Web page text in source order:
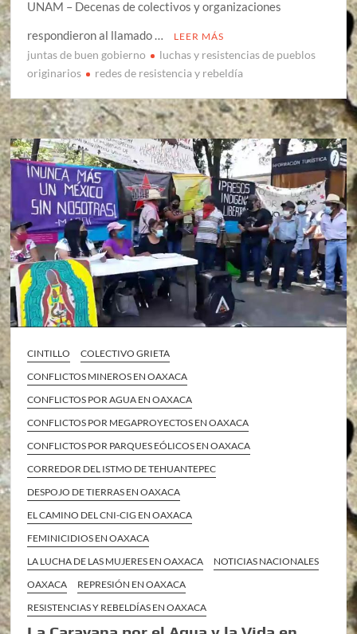
UNAM – Decenas de colectivos y organizaciones
respondieron al llamado …
LEER MÁS
juntas de buen gobierno
luchas y resistencias de pueblos
originarios
redes de resistencia y rebeldía
CINTILLO
COLECTIVO GRIETA
CONFLICTOS MINEROS EN OAXACA
CONFLICTOS POR AGUA EN OAXACA
CONFLICTOS POR MEGAPROYECTOS EN OAXACA
CONFLICTOS POR PARQUES EÓLICOS EN OAXACA
CORREDOR DEL ISTMO DE TEHUANTEPEC
DESPOJO DE TIERRAS EN OAXACA
EL CAMINO DEL CNI-CIG EN OAXACA
FEMINICIDIOS EN OAXACA
LA LUCHA DE LAS MUJERES EN OAXACA
NOTICIAS NACIONALES
OAXACA
REPRESIÓN EN OAXACA
RESISTENCIAS Y REBELDÍAS EN OAXACA